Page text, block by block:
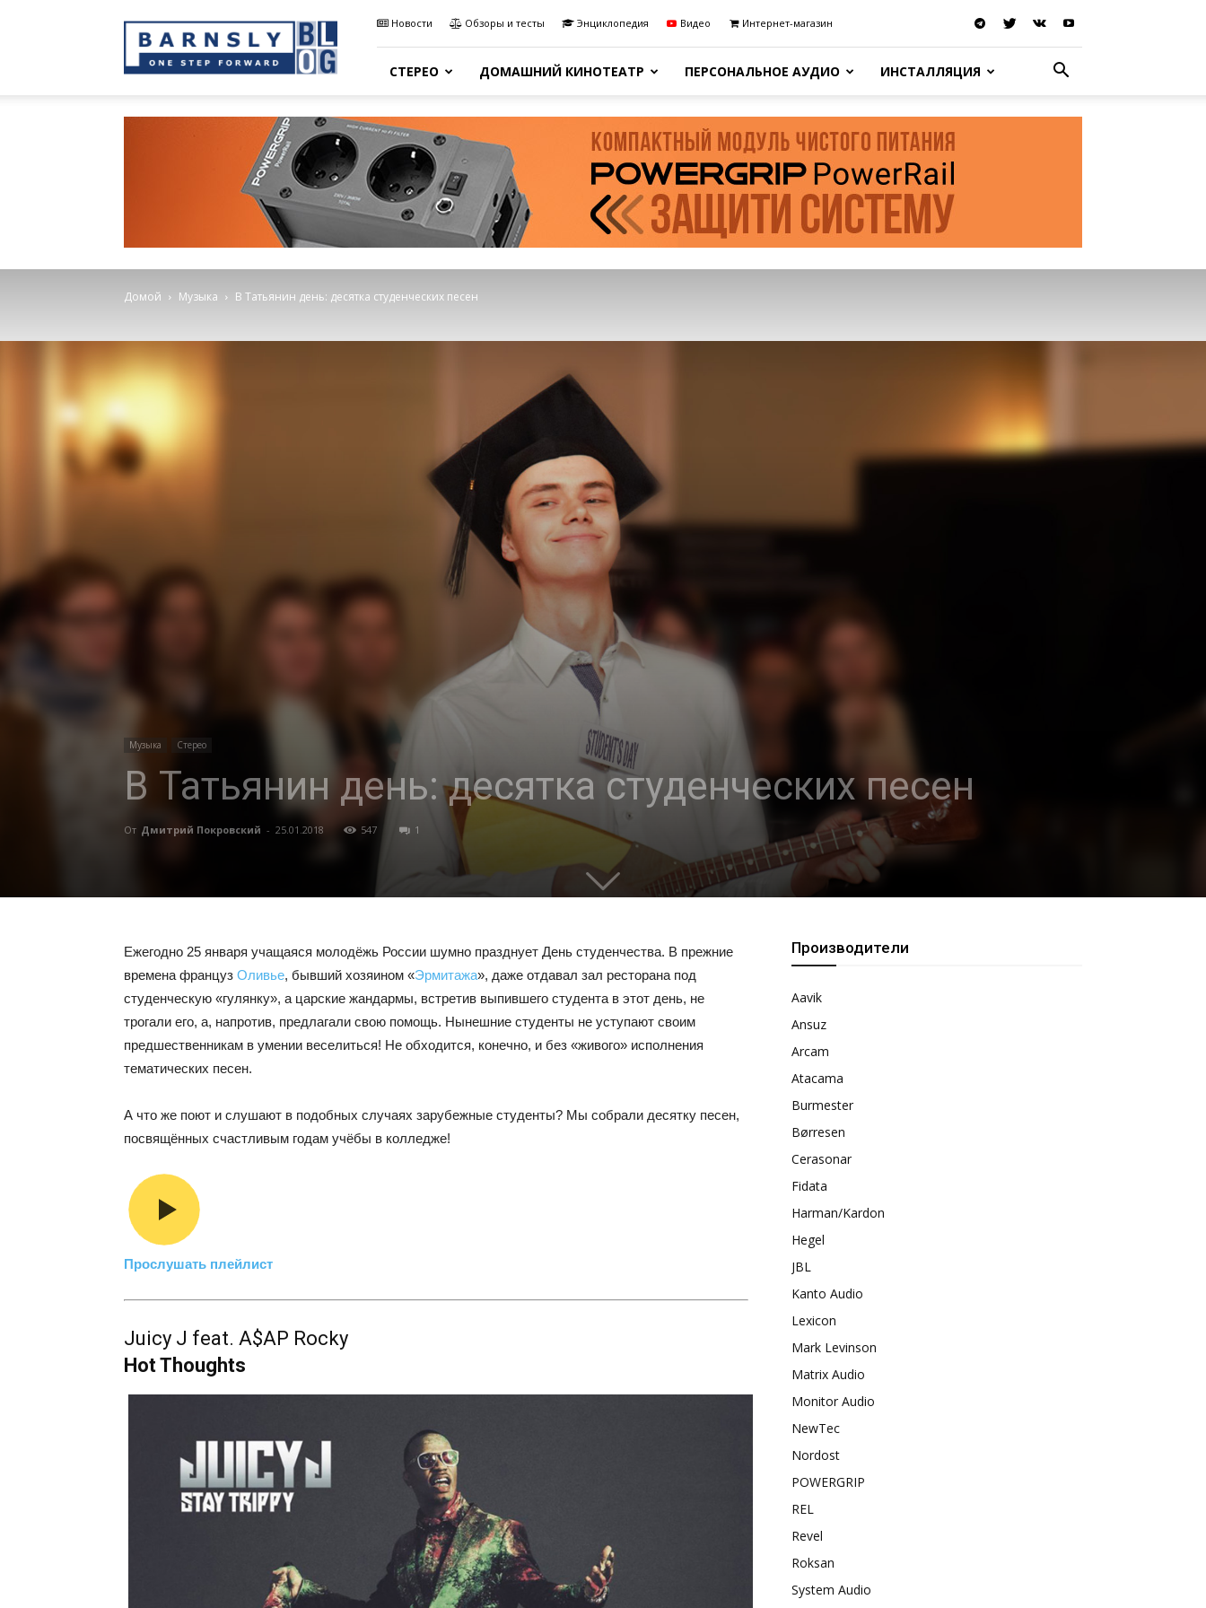
Sound
Blog
Новости Обзоры и тесты Энциклопедия Видео Интернет-магазин
СТЕРЕО ДОМАШНИЙ КИНОТЕАТР ПЕРСОНАЛЬНОЕ АУДИО ИНСТАЛЛЯЦИЯ
Домой Музыка В Татьянин день: десятка студенческих песен
Музыка Стерео
В Татьянин день: десятка студенческих песен
От Дмитрий Покровский - 25.01.2018 547 1
Ежегодно 25 января учащаяся молодёжь России шумно празднует День студенчества. В прежние
времена француз Оливье, бывший хозяином «Эрмитажа», даже отдавал зал ресторана под
студенческую «гулянку», а царские жандармы, встретив выпившего студента в этот день, не
трогали его, а, напротив, предлагали свою помощь. Нынешние студенты не уступают своим
предшественникам в умении веселиться! Не обходится, конечно, и без «живого» исполнения
тематических песен.
А что же поют и слушают в подобных случаях зарубежные студенты? Мы собрали десятку песен,
посвящённых счастливым годам учёбы в колледже!
Прослушать плейлист
Juicy J feat. A$AP Rocky
Hot Thoughts
Производители
Aavik
Ansuz
Arcam
Atacama
Burmester
Børresen
Cerasonar
Fidata
Harman/Kardon
Hegel
JBL
Kanto Audio
Lexicon
Mark Levinson
Matrix Audio
Monitor Audio
NewTec
Nordost
POWERGRIP
REL
Revel
Roksan
System Audio